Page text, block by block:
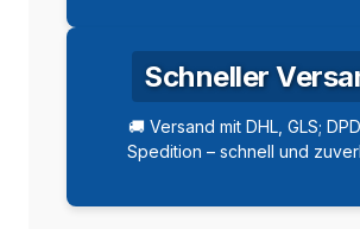
Schneller
🚚 Versand mit DHL, GLS;
Spedition – schnell und